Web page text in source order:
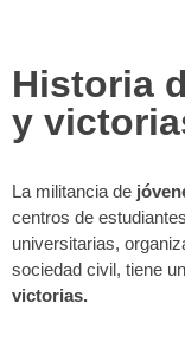
Historia
y
La militancia de
centros de
universitarias,
sociedad civil, tiene
victorias.